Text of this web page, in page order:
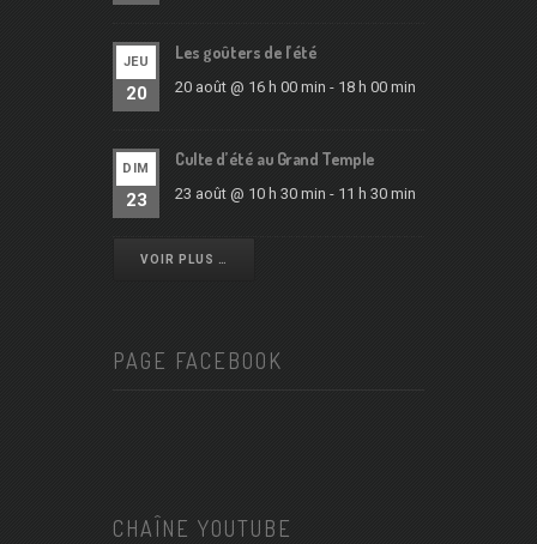
JEU
20
Les goûters de l’été
20 août @ 16 h 00 min - 18 h 00 min
DIM
23
Culte d’été au Grand Temple
23 août @ 10 h 30 min - 11 h 30 min
VOIR PLUS …
PAGE FACEBOOK
CHAÎNE YOUTUBE